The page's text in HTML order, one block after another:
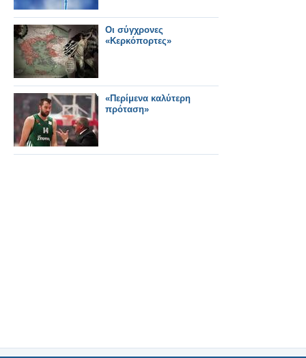
Οι σύγχρονες
«Κερκόπορτες»
«Περίμενα καλύτερη
πρόταση»